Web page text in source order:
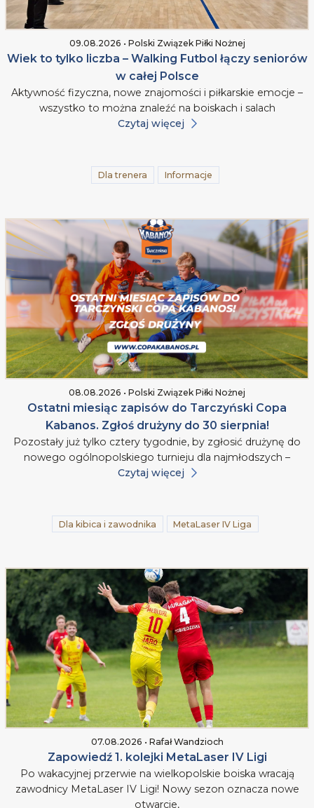
09.08.2026 • Polski Związek Piłki Nożnej
Wiek to tylko liczba – Walking Futbol łączy seniorów
w całej Polsce
Aktywność fizyczna, nowe znajomości i piłkarskie emocje –
wszystko to można znaleźć na boiskach i salach
Czytaj więcej
Dla trenera Informacje
08.08.2026 • Polski Związek Piłki Nożnej
Ostatni miesiąc zapisów do Tarczyński Copa
Kabanos. Zgłoś drużyny do 30 sierpnia!
Pozostały już tylko cztery tygodnie, by zgłosić drużynę do
nowego ogólnopolskiego turnieju dla najmłodszych –
Czytaj więcej
Dla kibica i zawodnika MetaLaser IV Liga
07.08.2026 • Rafał Wandzioch
Zapowiedź 1. kolejki MetaLaser IV Ligi
Po wakacyjnej przerwie na wielkopolskie boiska wracają
zawodnicy MetaLaser IV Ligi! Nowy sezon oznacza nowe
otwarcie,